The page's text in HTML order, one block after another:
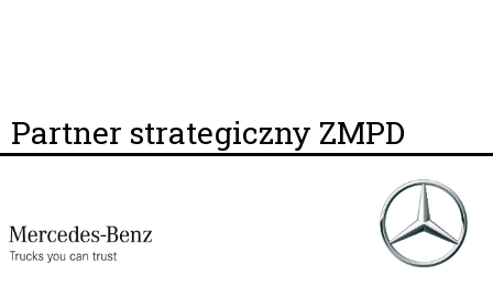
Partner strategiczny ZMPD